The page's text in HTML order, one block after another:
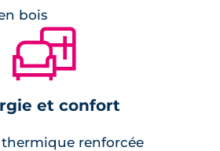
bois
🛋
et confort
renforcée